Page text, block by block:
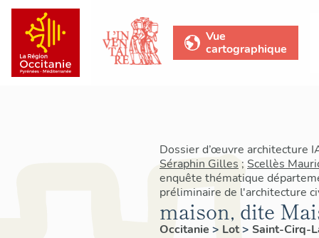
Vue
cartographique
Dossier d’œuvre architecture
Séraphin Gilles ; Scellès
enquête thématique
préliminaire de l'architecture
maison, dite
Occitanie > Lot> Saint-Cirq-